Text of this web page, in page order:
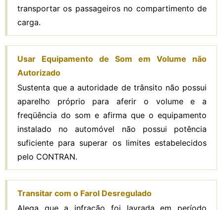
transportar os passageiros no compartimento de
carga.
Usar Equipamento de Som em Volume não
Autorizado
Sustenta que a autoridade de trânsito não possui
aparelho próprio para aferir o volume e a
freqüência do som e afirma que o equipamento
instalado no automóvel não possui potência
suficiente para superar os limites estabelecidos
pelo CONTRAN.
Transitar com o Farol Desregulado
Alega que a infração foi lavrada em período